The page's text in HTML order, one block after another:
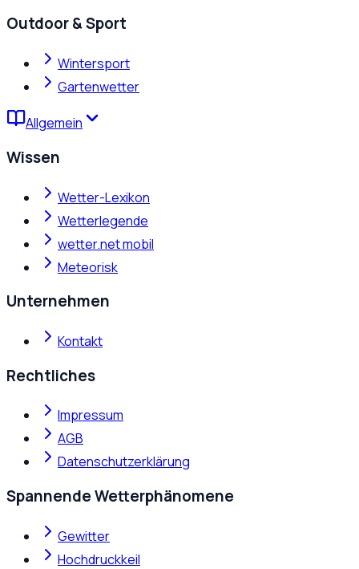
Outdoor & Sport
Wintersport
Gartenwetter
Allgemein
Wissen
Wetter-Lexikon
Wetterlegende
wetter.net mobil
Meteorisk
Unternehmen
Kontakt
Rechtliches
Impressum
AGB
Datenschutzerklärung
Spannende Wetterphänomene
Gewitter
Hochdruckkeil